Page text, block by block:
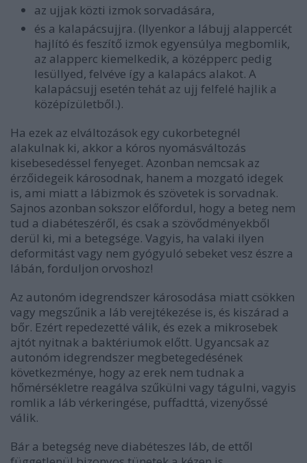
az ujjak közti izmok sorvadására,
és a kalapácsujjra. (Ilyenkor a lábujj alappercét
hajlító és feszítő izmok egyensúlya megbomlik,
az alapperc kiemelkedik, a középperc pedig
lesüllyed, felvéve így a kalapács alakot. A
kalapácsujj esetén tehát az ujj felfelé hajlik a
középízületből.).
Ha ezek az elváltozások egy cukorbetegnél
alakulnak ki, akkor a kóros nyomásváltozás
kisebesedéssel fenyeget. Azonban nemcsak az
érzőidegeik károsodnak, hanem a mozgató idegek
is, ami miatt a lábizmok és szövetek is sorvadnak.
Sajnos azonban sokszor előfordul, hogy a beteg nem
tud a diabéteszéről, és csak a szövődményekből
derül ki, mi a betegsége. Vagyis, ha valaki ilyen
deformitást vagy nem gyógyuló sebeket vesz észre a
lábán, forduljon orvoshoz!
Az autonóm idegrendszer károsodása miatt csökken
vagy megszűnik a láb verejtékezése is, és kiszárad a
bőr. Ezért repedezetté válik, és ezek a mikrosebek
ajtót nyitnak a baktériumok előtt. Ugyancsak az
autonóm idegrendszer megbetegedésének
következménye, hogy az erek nem tudnak a
hőmérsékletre reagálva szűkülni vagy tágulni, vagyis
romlik a láb vérkeringése, puffadttá, vizenyőssé
válik.
Bár a betegség neve diabéteszes láb, de ettől